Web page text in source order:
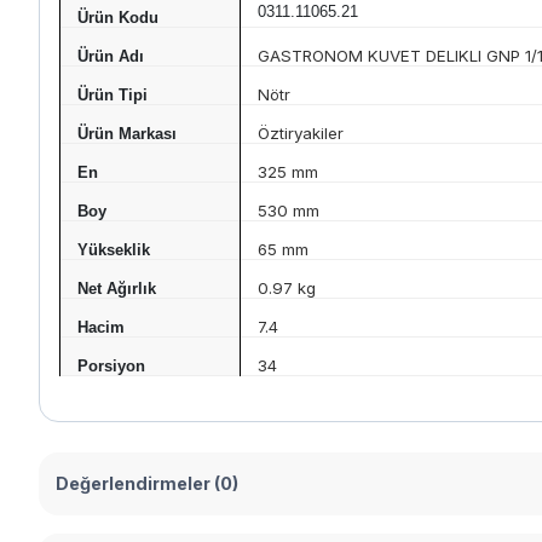
Ürün Kodu 0311.11065.21
Ürün Adı GASTRONOM KUVET DELIKLI GNP 1/
Ürün Tipi Nötr
Ürün Markası Öztiryakiler
En 325 mm
Boy 530 mm
Yükseklik 65 mm
Net Ağırlık 0.97 kg
Hacim 7.4
Porsiyon 34
Değerlendirmeler (0)